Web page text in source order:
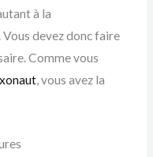
à la
devez donc faire
Comme vous
, vous avez la